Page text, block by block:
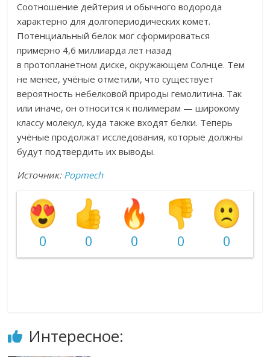
Соотношение дейтерия и обычного водорода
характерно для долгопериодических комет.
Потенциальный белок мог сформироваться
примерно 4,6 миллиарда лет назад
в протопланетном диске, окружающем Солнце. Тем
не менее, учёные отметили, что существует
вероятность небелковой природы гемолитина. Так
или иначе, он относится к полимерам — широкому
классу молекул, куда также входят белки. Теперь
учёные продолжат исследования, которые должны
будут подтвердить их выводы.
Источник: Popmech
0 0 0 0 0
Интересное: